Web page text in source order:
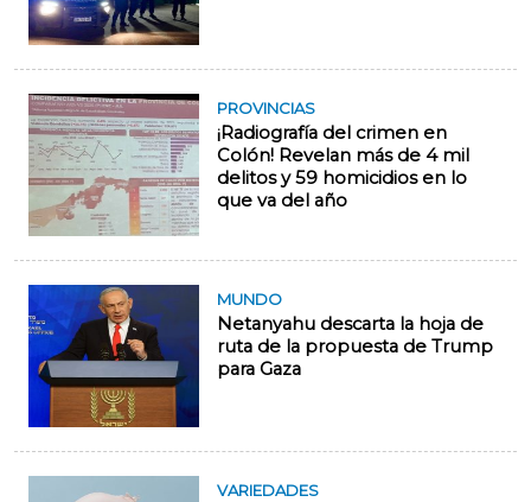
PROVINCIAS
¡Radiografía del crimen en
Colón! Revelan más de 4 mil
delitos y 59 homicidios en lo
que va del año
MUNDO
Netanyahu descarta la hoja de
ruta de la propuesta de Trump
para Gaza
VARIEDADES